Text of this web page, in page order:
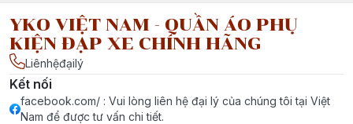
YKO VIỆT NAM - QUẦN ÁO PHỤ
KIỆN ĐẠP XE CHÍNH HÃNG
Liênhệđạilý
Kết nối
facebook.com/ : Vui lòng liên hệ đại lý của chúng tôi tại Việt
Nam để được tư vấn chi tiết.